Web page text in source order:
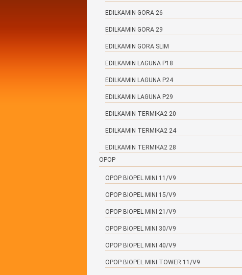
EDILKAMIN GORA 26
EDILKAMIN GORA 29
EDILKAMIN GORA SLIM
EDILKAMIN LAGUNA P18
EDILKAMIN LAGUNA P24
EDILKAMIN LAGUNA P29
EDILKAMIN TERMIKA2 20
EDILKAMIN TERMIKA2 24
EDILKAMIN TERMIKA2 28
OPOP
OPOP BIOPEL MINI 11/V9
OPOP BIOPEL MINI 15/V9
OPOP BIOPEL MINI 21/V9
OPOP BIOPEL MINI 30/V9
OPOP BIOPEL MINI 40/V9
OPOP BIOPEL MINI TOWER 11/V9